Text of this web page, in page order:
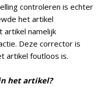
controleren is echter
het artikel
namelijk
Deze corrector is
artikel foutloos is.
het artikel?